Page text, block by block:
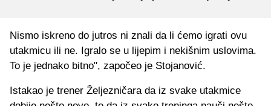
Nismo iskreno do jutros ni znali da li ćemo igrati ovu
utakmicu ili ne. Igralo se u lijepim i nekišnim uslovima.
To je jednako bitno", započeo je Stojanović.
Istakao je trener Željezničara da iz svake utakmice